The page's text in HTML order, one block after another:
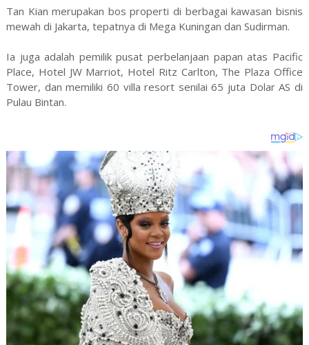
Tan Kian merupakan bos properti di berbagai kawasan bisnis
mewah di Jakarta, tepatnya di Mega Kuningan dan Sudirman.
Ia juga adalah pemilik pusat perbelanjaan papan atas Pacific
Place, Hotel JW Marriot, Hotel Ritz Carlton, The Plaza Office
Tower, dan memiliki 60 villa resort senilai 65 juta Dolar AS di
Pulau Bintan.